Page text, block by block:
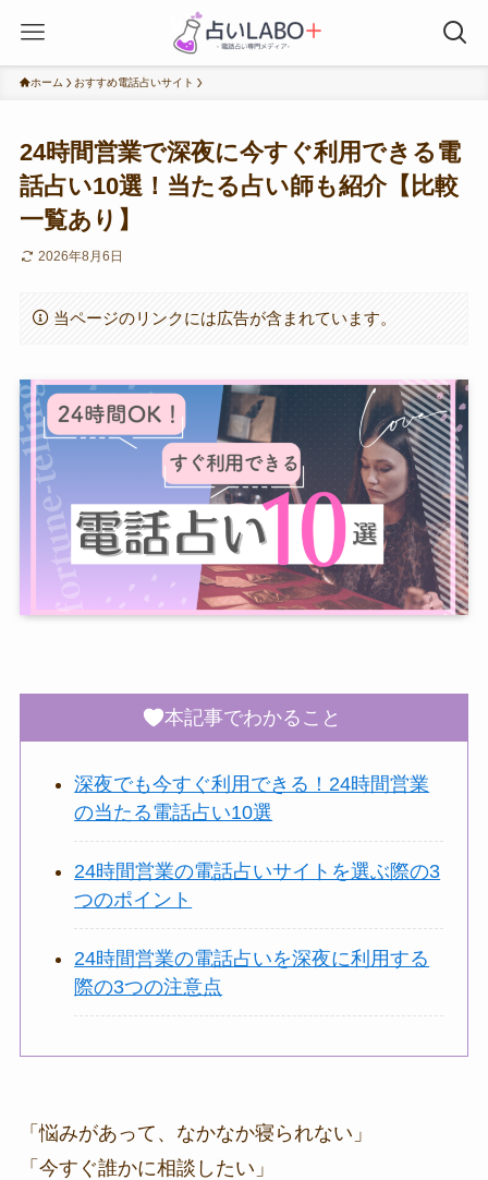
ホーム おすすめ電話占いサイト
24時間営業で深夜に今すぐ利用できる電
話占い10選！当たる占い師も紹介【比較
一覧あり】
2026年8月6日
当ページのリンクには広告が含まれています。
本記事でわかること
深夜でも今すぐ利用できる！24時間営業
の当たる電話占い10選
24時間営業の電話占いサイトを選ぶ際の3
つのポイント
24時間営業の電話占いを深夜に利用する
際の3つの注意点
「悩みがあって、なかなか寝られない」
「今すぐ誰かに相談したい」